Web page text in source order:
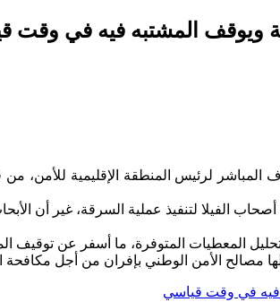
ويوقف المشتبه فيه في وقت
المباشر لرئيس المنطقة الإقليمية
الفيلا لتنفيذ عملية السرقة، غير أن
المعطيات المتوفرة، ما أسفر عن
مصالح الأمن الوطني بإفران من أجل مكافحة
فيه في وقت قياسي